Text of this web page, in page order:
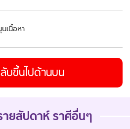
เนื้อหา
บขึ้นไปด้านบน
ายสัปดาห์ ราศีอื่นๆ